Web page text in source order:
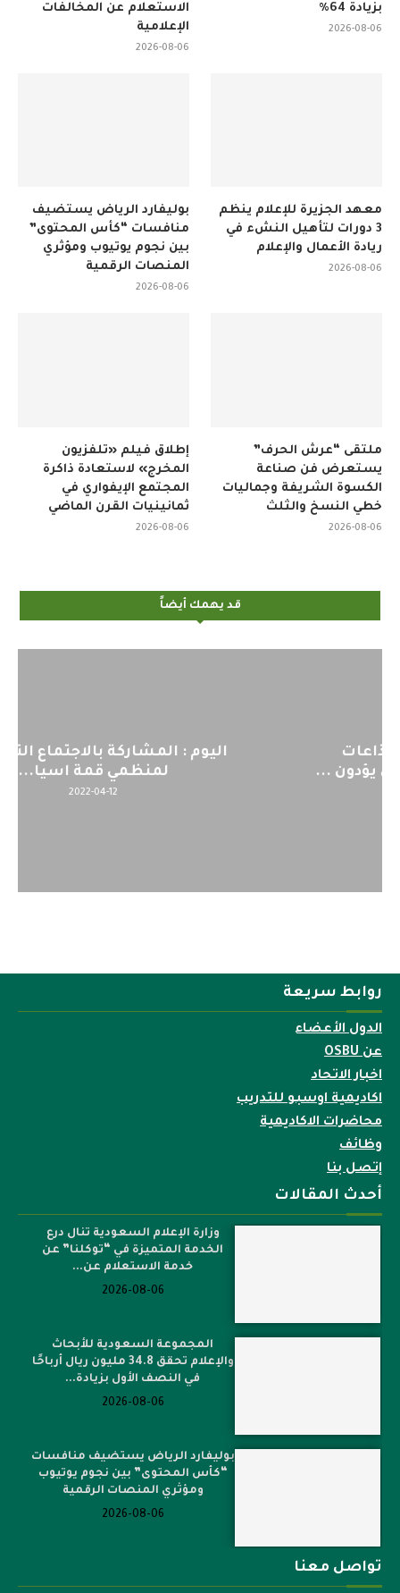
الاستعلام عن المخالفات
الإعلامية
2026-08-06
بزيادة 64%
2026-08-06
بوليفارد الرياض يستضيف
منافسات “كأس المحتوى”
بين نجوم يوتيوب ومؤثري
المنصات الرقمية
2026-08-06
معهد الجزيرة للإعلام ينظم
3 دورات لتأهيل النشء في
ريادة الأعمال والإعلام
2026-08-06
إطلاق فيلم «تلفزيون
المخرج» لاستعادة ذاكرة
المجتمع الإيفواري في
ثمانينيات القرن الماضي
2026-08-06
ملتقى “عرش الحرف”
يستعرض فن صناعة
الكسوة الشريفة وجماليات
خطي النسخ والثلث
2026-08-06
قد يهمك أيضاً
اليوم : المشاركة بالاجتماع التحضيري
لمنظمي قمة اسيا...
روابط سريعة
الدول الأعضاء
عن OSBU
اخبار الاتحاد
اكاديمية اوسبو للتدريب
محاضرات الاكاديمية
وظائف
إتصل بنا
أحدث المقالات
وزارة الإعلام السعودية تنال درع
الخدمة المتميزة في “توكلنا” عن
خدمة الاستعلام عن...
2026-08-06
المجموعة السعودية للأبحاث
والإعلام تحقق 34.8 مليون ريال أرباحًا
في النصف الأول بزيادة...
2026-08-06
بوليفارد الرياض يستضيف منافسات
“كأس المحتوى” بين نجوم يوتيوب
ومؤثري المنصات الرقمية
2026-08-06
تواصل معنا